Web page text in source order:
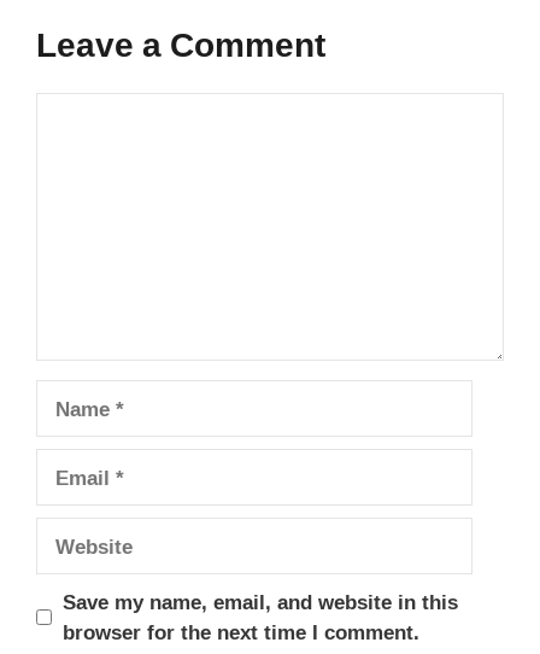
Leave a Comment
Comment
Name
Email
Website
Save my name, email, and website in this
browser for the next time I comment.